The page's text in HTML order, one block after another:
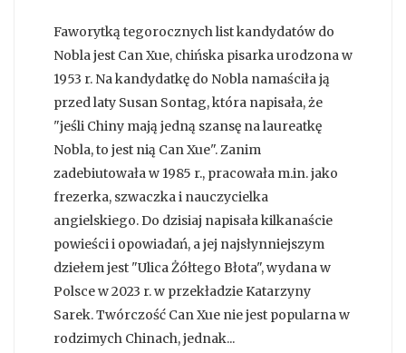
Faworytką tegorocznych list kandydatów do
Nobla jest Can Xue, chińska pisarka urodzona w
1953 r. Na kandydatkę do Nobla namaściła ją
przed laty Susan Sontag, która napisała, że
"jeśli Chiny mają jedną szansę na laureatkę
Nobla, to jest nią Can Xue". Zanim
zadebiutowała w 1985 r., pracowała m.in. jako
frezerka, szwaczka i nauczycielka
angielskiego. Do dzisiaj napisała kilkanaście
powieści i opowiadań, a jej najsłynniejszym
dziełem jest "Ulica Żółtego Błota", wydana w
Polsce w 2023 r. w przekładzie Katarzyny
Sarek. Twórczość Can Xue nie jest popularna w
rodzimych Chinach, jednak...